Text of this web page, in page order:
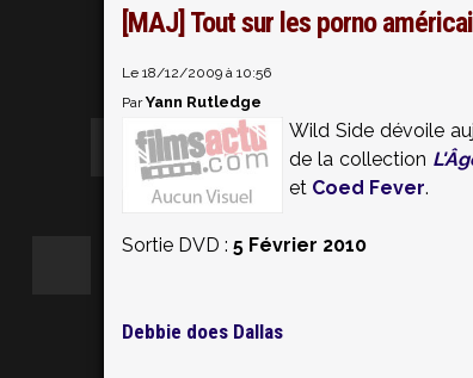
[MAJ] Tout sur les porno
Le 18/12/2009 à 10:56
ParYann Rutledge
Wild Side dévoile
de la collection
et Coed Fever.
Sortie DVD : 5 Février 2010
Debbie does Dallas